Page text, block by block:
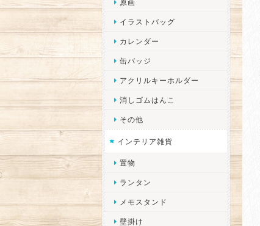
原画
イラストバッグ
カレンダー
缶バッジ
アクリルキーホルダー
消しゴムはんこ
その他
インテリア雑貨
置物
ランタン
メモスタンド
壁掛け